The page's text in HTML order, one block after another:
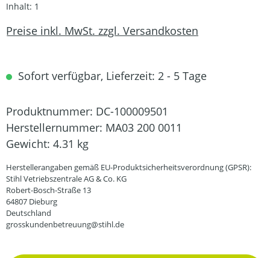
Inhalt: 1
Preise inkl. MwSt. zzgl. Versandkosten
Sofort verfügbar, Lieferzeit: 2 - 5 Tage
Produktnummer: DC-100009501
Herstellernummer: MA03 200 0011
Gewicht: 4.31 kg
Herstellerangaben gemäß EU-Produktsicherheitsverordnung (GPSR):
Stihl Vetriebszentrale AG & Co. KG
Robert-Bosch-Straße 13
64807 Dieburg
Deutschland
grosskundenbetreuung@stihl.de